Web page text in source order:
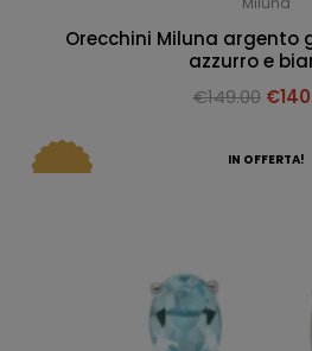
Orecchini Miluna argento
azzurro e
€149.00 €
IN OFFERTA!